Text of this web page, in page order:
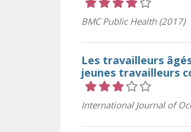
BMC Public Health (2017)
Les travailleurs
jeunes travailleurs
International Journal of